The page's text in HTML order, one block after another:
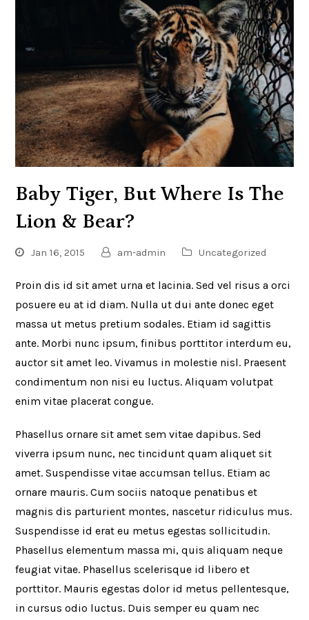
Baby Tiger, But Where Is The
Lion & Bear?
Jan 16, 2015 am-admin Uncategorized
Proin dis id sit amet urna et lacinia. Sed vel risus a orci
posuere eu at id diam. Nulla ut dui ante donec eget
massa ut metus pretium sodales. Etiam id sagittis
ante. Morbi nunc ipsum, finibus porttitor interdum eu,
auctor sit amet leo. Vivamus in molestie nisl. Praesent
condimentum non nisi eu luctus. Aliquam volutpat
enim vitae placerat congue.
Phasellus ornare sit amet sem vitae dapibus. Sed
viverra ipsum nunc, nec tincidunt quam aliquet sit
amet. Suspendisse vitae accumsan tellus. Etiam ac
ornare mauris. Cum sociis natoque penatibus et
magnis dis parturient montes, nascetur ridiculus mus.
Suspendisse id erat eu metus egestas sollicitudin.
Phasellus elementum massa mi, quis aliquam neque
feugiat vitae. Phasellus scelerisque id libero et
porttitor. Mauris egestas dolor id metus pellentesque,
in cursus odio luctus. Duis semper eu quam nec